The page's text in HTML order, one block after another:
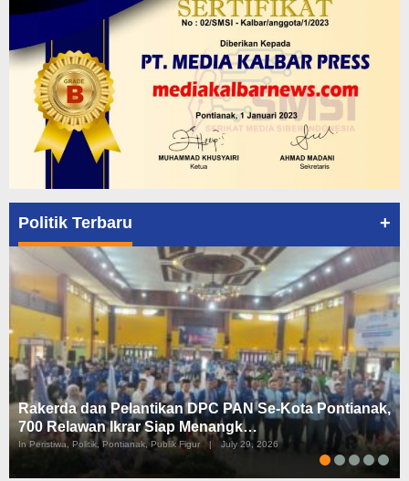
Politik Terbaru +
Rakerda dan Pelantikan DPC PAN Se-Kota Pontianak,
700 Relawan Ikrar Siap Menangk…
In Peristiwa, Politik, Pontianak, Publik Figur | July 29, 2026